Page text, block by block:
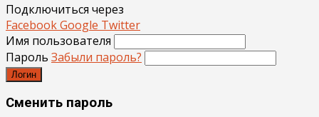
Подключиться через
FacebookGoogle Twitter
Имя пользователя
Пароль Забыли пароль?
Логин
Сменить пароль